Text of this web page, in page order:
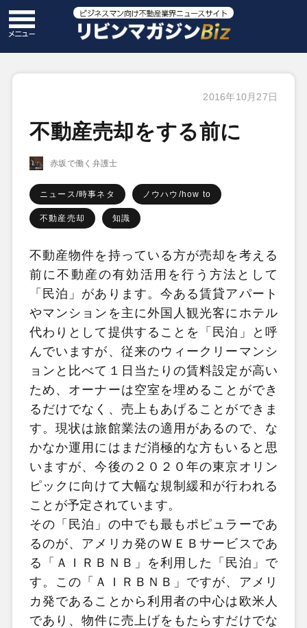
2016年10月27日
不動産売却をする前に
赤坂で働く弁護士
ニュース/時事ネタ ノウハウ/how to
不動産売却 知識
不動産物件を持っている方が売却を考える
前に不動産の有効活用を行う方法として
「民泊」があります。今ある賃貸アパート
やマンションを主に外国人観光客にホテル
代わりとして提供することを「民泊」と呼
んでいますが、従来のウィークリーマンシ
ョンと比べて１日当たりの賃料設定が高い
ため、オーナーは空室を埋めることができ
るだけでなく、売上もあげることができま
す。現状は旅館業法の適用があるので、な
かなか運用にはまだ消極的な方もいると思
いますが、今後の２０２０年の東京オリン
ピックに向けて大幅な規制緩和が行われる
ことが予定されています。
その「民泊」の中でも最もポピュラーであ
るのが、アメリカ発のＷＥＢサービスであ
る「ＡＩＲＢＮＢ」を利用した「民泊」で
す。この「ＡＩＲＢＮＢ」ですが、アメリ
カ発であることから利用者の中心は欧米人
であり、物件に売上げをもたらすだけでな